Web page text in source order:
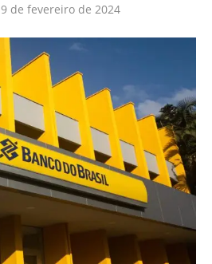
9 de fevereiro de 2024